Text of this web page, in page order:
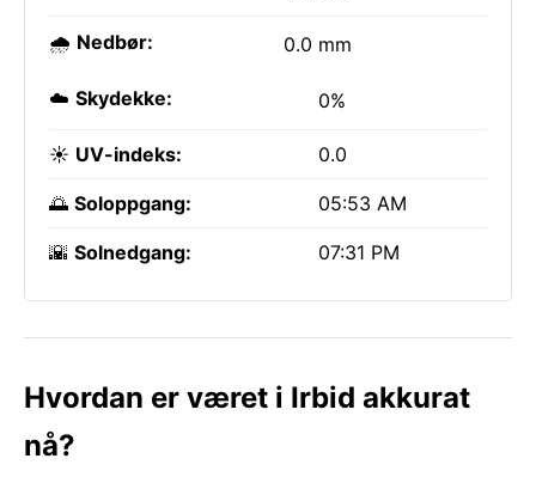
🌧️ Nedbør: 0.0 mm
☁️ Skydekke: 0%
☀️ UV-indeks: 0.0
🌅 Soloppgang: 05:53 AM
🌇 Solnedgang: 07:31 PM
Hvordan er været i Irbid akkurat
nå?